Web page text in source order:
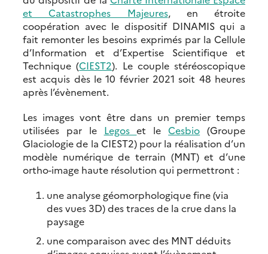
et Catastrophes Majeures, en étroite
coopération avec le dispositif DINAMIS qui a
fait remonter les besoins exprimés par la Cellule
d’Information et d’Expertise Scientifique et
Technique (CIEST2). Le couple stéréoscopique
est acquis dès le 10 février 2021 soit 48 heures
après l’évènement.
Les images vont être dans un premier temps
utilisées par le Legoset leCesbio (Groupe
Glaciologie de la CIEST2) pour la réalisation d’un
modèle numérique de terrain (MNT) et d’une
ortho-image haute résolution qui permettront :
une analyse géomorphologique fine (via
des vues 3D) des traces de la crue dans la
paysage
une comparaison avec des MNT déduits